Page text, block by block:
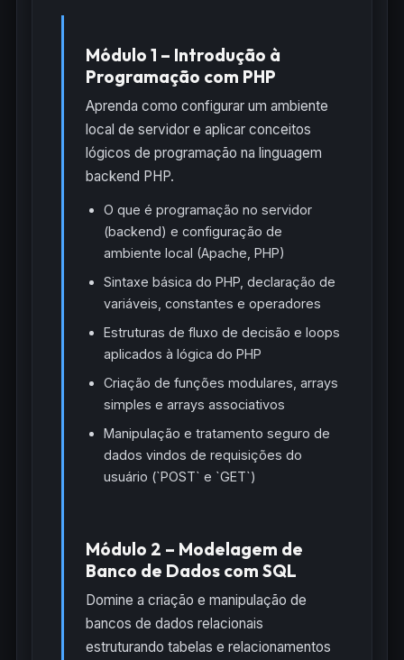
Módulo 1 – Introdução à
Programação com PHP
Aprenda como configurar um ambiente
local de servidor e aplicar conceitos
lógicos de programação na linguagem
backend PHP.
O que é programação no servidor
(backend) e configuração de
ambiente local (Apache, PHP)
Sintaxe básica do PHP, declaração de
variáveis, constantes e operadores
Estruturas de fluxo de decisão e loops
aplicados à lógica do PHP
Criação de funções modulares, arrays
simples e arrays associativos
Manipulação e tratamento seguro de
dados vindos de requisições do
usuário (`POST` e `GET`)
Módulo 2 – Modelagem de
Banco de Dados com SQL
Domine a criação e manipulação de
bancos de dados relacionais
estruturando tabelas e relacionamentos